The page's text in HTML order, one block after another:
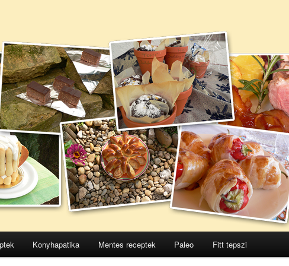
Konyhapatika Mentes receptek Paleo Fitt tepszi